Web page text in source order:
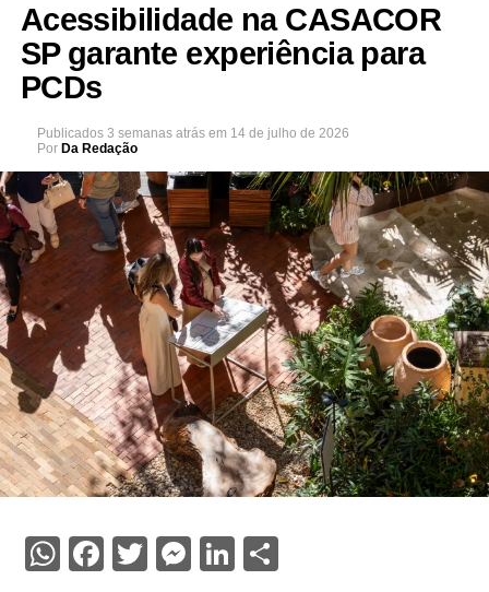
Acessibilidade na CASACOR
SP garante experiência para
PCDs
Publicados 3 semanas atrás em 14 de julho de 2026
Por Da Redação
WhatsApp
Facebook
Twitter
Messenger
LinkedIn
Share